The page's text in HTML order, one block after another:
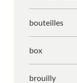
bouteilles
box
brouilly